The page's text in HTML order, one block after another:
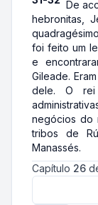
De
hebronitas,
foi feito um
e
Gileade.
dele. O rei
negócios do
tribos de
Manassés.
Capítulo 26